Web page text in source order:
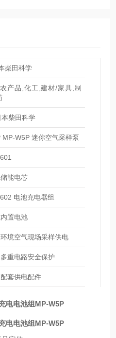
柴田科学
产品,化工,建材/家具,制
本柴田科学
MP-W5P 迷你空气采样泵
能电芯
电池充电器组
置电池
境空气现场采样供电
重电路安全保护
套供电配件
电电池组MP-W5P
电电池组MP-W5P